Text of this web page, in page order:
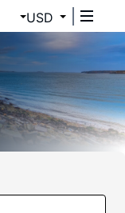
USD